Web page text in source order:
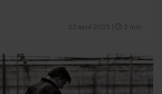
23 april 2025 3 min